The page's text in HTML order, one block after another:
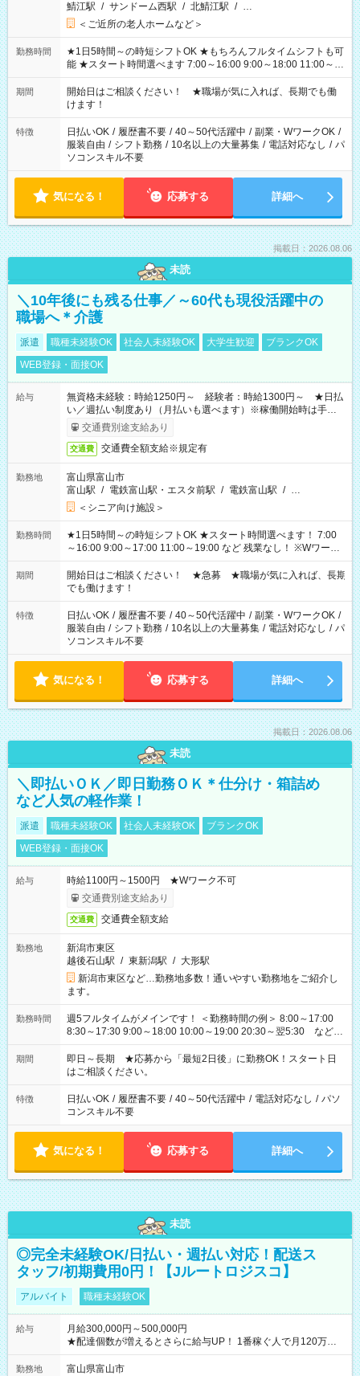
鯖江駅 / サンドーム西駅 / 北鯖江駅 / …
＜ご近所の老人ホームなど＞
勤務時間
★1日5時間～の時短シフトOK ★もちろんフルタイムシフトも可
能 ★スタート時間選べます 7:00～16:00 9:00～18:00 11:00～
20:00 など 残業なし！ ※Wワークの場合、他のお仕事と合わせ
週40時間超の就業はご案内できません ※法令に基づき、週20時
間以上勤務は社会保険への加入対象となります ※労働者派遣法
（日雇い派遣の原則禁止）により、短時間・短期間の就業はご
案内が難しい場合があります
期間
開始日はご相談ください！ ★職場が気に入れば、長期でも働
けます！
特徴 日払いOK / 履歴書不要 / 40～50代活躍中 / 副業・WワークOK /
服装自由 / シフト勤務 / 10名以上の大量募集 / 電話対応なし / パ
ソコンスキル不要
気になる！ 応募する 詳細へ
掲載日：2026.08.06
未読
＼10年後にも残る仕事／～60代も現役活躍中の
職場へ＊介護
派遣 職種未経験OK 社会人未経験OK 大学生歓迎
ブランクOK
WEB登録・面接OK
給与
無資格未経験：時給1250円～ 経験者：時給1300円～ ★日払
い／週払い制度あり（月払いも選べます）※稼働開始時は手続き
完了次第のお支払いとなります。
交通費別途支給あり
交通費 交通費全額支給※規定有
勤務地
富山県富山市
富山駅 / 電鉄富山駅・エスタ前駅 / 電鉄富山駅 / …
＜シニア向け施設＞
勤務時間
★1日5時間～の時短シフトOK ★スタート時間選べます！ 7:00
～16:00 9:00～17:00 11:00～19:00 など 残業なし！ ※Wワーク
の場合、他のお仕事と合わせ週40時間超の就業はご案内できま
せん ※法令に基づき、週20時間以上勤務は社会保険への加入対
象となります ※労働者派遣法（日雇い派遣の原則禁止）によ
り、短時間・短期間の就業はご案内が難しい場合があります
期間
開始日はご相談ください！ ★急募 ★職場が気に入れば、長期
でも働けます！
特徴 日払いOK / 履歴書不要 / 40～50代活躍中 / 副業・WワークOK /
服装自由 / シフト勤務 / 10名以上の大量募集 / 電話対応なし / パ
ソコンスキル不要
気になる！ 応募する 詳細へ
掲載日：2026.08.06
未読
＼即払いＯＫ／即日勤務ＯＫ＊仕分け・箱詰め
など人気の軽作業！
派遣 職種未経験OK 社会人未経験OK
ブランクOK
WEB登録・面接OK
給与
時給1100円～1500円 ★Wワーク不可
交通費別途支給あり
交通費 交通費全額支給
勤務地
新潟市東区
越後石山駅 / 東新潟駅 / 大形駅
新潟市東区など…勤務地多数！通いやすい勤務地をご紹介し
ます。
勤務時間
週5フルタイムがメインです！ ＜勤務時間の例＞ 8:00～17:00
8:30～17:30 9:00～18:00 10:00～19:00 20:30～翌5:30 など ★
その他にも勤務時間多数！ 日勤のみ、残業なし、交替制など
ご希望を教えてください！
期間
即日～長期 ★応募から「最短2日後」に勤務OK！スタート日
はご相談ください。
特徴 日払いOK / 履歴書不要 / 40～50代活躍中 / 電話対応なし / パソ
コンスキル不要
気になる！ 応募する 詳細へ
未読
◎完全未経験OK/日払い・週払い対応！配送ス
タッフ/初期費用0円！【Jルートロジスコ】
アルバイト 職種未経験OK
給与
月給300,000円～500,000円
★配達個数が増えるとさらに給与UP！ 1番稼ぐ人で月120万ほ
ど！ ・主要都市エリア 月収55万円／週5日稼働 月収65万~112
万円／週6日稼働 ・地方郊外エリア 月収40万円／週5日稼働 月
勤務地 富山県富山市